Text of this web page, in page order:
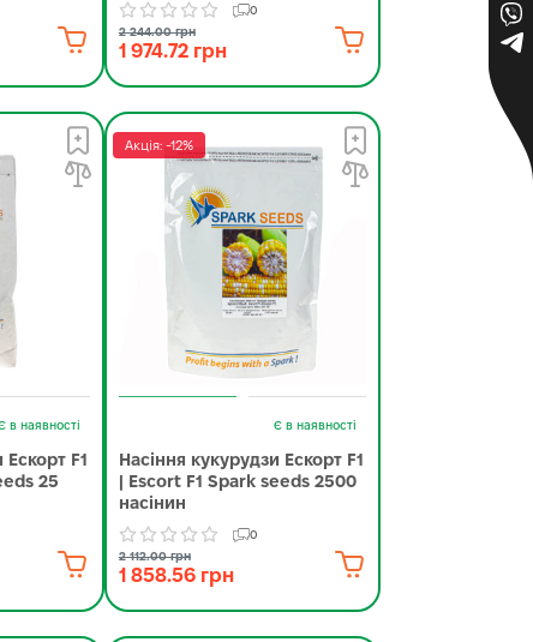
0
2 244.00 грн
1 974.72 грн
в наявності
Ескорт F1
25
Акція: -12%
Є в наявності
Насіння кукурудзи Ескорт F1
| Escort F1 Spark seeds 2500
насінин
0
2 112.00 грн
1 858.56 грн